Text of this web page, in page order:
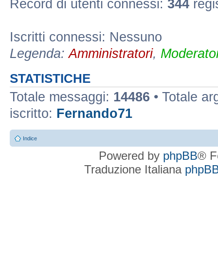
Record di utenti connessi: 344
Iscritti connessi: Nessuno
Legenda:Amministratori,
STATISTICHE
Totale messaggi: 14486 • Totale
iscritto: Fernando71
Indice
Powered by phpBB®
Traduzione Italiana